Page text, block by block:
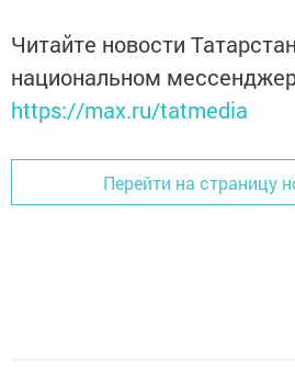
Читайте новости
национальном
https://max.ru/tatmedia
Перейти на страницу